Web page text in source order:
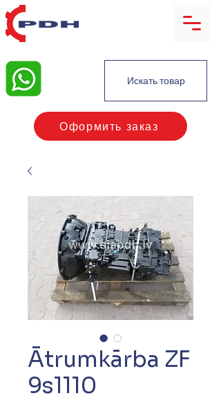
Искать товар
Оформить заказ
Ātrumkārba ZF
9s1110